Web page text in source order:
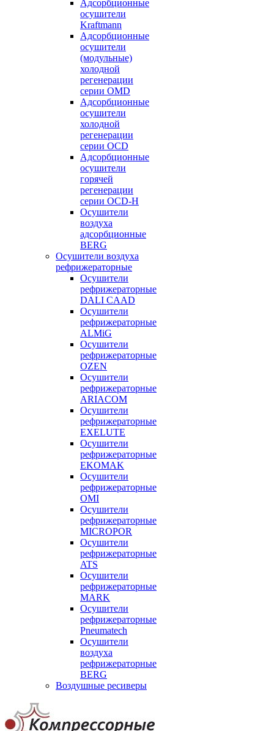
Адсорбционные
осушители
Kraftmann
Адсорбционные
осушители
(модульные)
холодной
регенерации
серии OMD
Адсорбционные
осушители
холодной
регенерации
серии OCD
Адсорбционные
осушители
горячей
регенерации
серии OСD-H
Осушители
воздуха
адсорбционные
BERG
Осушители воздуха
рефрижераторные
Осушители
рефрижераторные
DALI CAAD
Осушители
рефрижераторные
ALMiG
Осушители
рефрижераторные
OZEN
Осушители
рефрижераторные
ARIACOM
Осушители
рефрижераторные
EXELUTE
Осушители
рефрижераторные
EKOMAK
Осушители
рефрижераторные
OMI
Осушители
рефрижераторные
MICROPOR
Осушители
рефрижераторные
ATS
Осушители
рефрижераторные
MARK
Осушители
рефрижераторные
Pneumatech
Осушители
воздуха
рефрижераторные
BERG
Воздушные ресиверы